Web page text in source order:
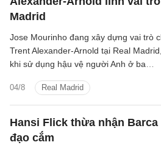
Madrid
04/8 Real Madrid
Jose Mourinho đang xây dựng vai trò
Trent Alexander-Arnold tại Real Madrid,
khi sử dụng hậu vệ người Anh ở ba
Hansi Flick thừa nhận
đạo cắm